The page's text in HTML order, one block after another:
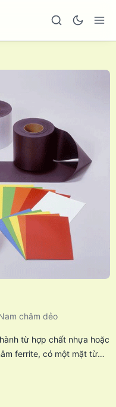
châm dẻo
từ hợp chất nhựa hoặc
ferrite, có một mặt từ…